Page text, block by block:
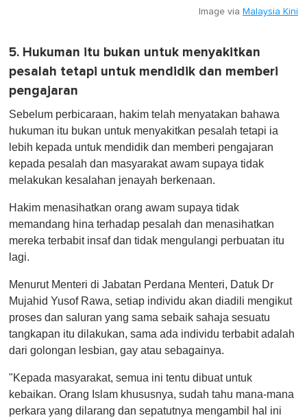
Image via Malaysia Kini
5. Hukuman itu bukan untuk menyakitkan
pesalah tetapi untuk mendidik dan memberi
pengajaran
Sebelum perbicaraan, hakim telah menyatakan bahawa
hukuman itu bukan untuk menyakitkan pesalah tetapi ia
lebih kepada untuk mendidik dan memberi pengajaran
kepada pesalah dan masyarakat awam supaya tidak
melakukan kesalahan jenayah berkenaan.
Hakim menasihatkan orang awam supaya tidak
memandang hina terhadap pesalah dan menasihatkan
mereka terbabit insaf dan tidak mengulangi perbuatan itu
lagi.
Menurut Menteri di Jabatan Perdana Menteri, Datuk Dr
Mujahid Yusof Rawa, setiap individu akan diadili mengikut
proses dan saluran yang sama sebaik sahaja sesuatu
tangkapan itu dilakukan, sama ada individu terbabit adalah
dari golongan lesbian, gay atau sebagainya.
"Kepada masyarakat, semua ini tentu dibuat untuk
kebaikan. Orang Islam khususnya, sudah tahu mana-mana
perkara yang dilarang dan sepatutnya mengambil hal ini